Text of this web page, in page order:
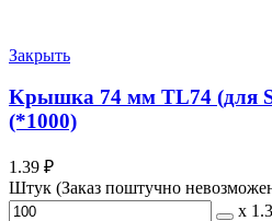
Закрыть
Kрышка 74 мм TL74 (для
(*1000)
1.39 ₽
Штук (Заказ поштучно
х